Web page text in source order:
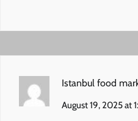
Istanbul food
August 19, 2025 at